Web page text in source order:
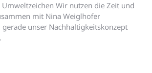
Wir nutzen die Zeit und
mit Nina Weiglhofer
unser Nachhaltigkeitskonzept